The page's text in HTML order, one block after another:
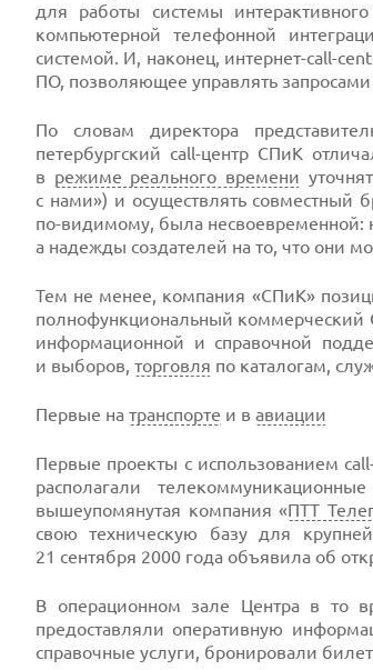
для работы системы
компьютерной телефонной
системой. И, наконец, интернет-сall-
ПО, позволяющее управлять запросами
По словам директора
петербургский call-центр СПиК
в режиме реального времени
с нами») и осуществлять совместный
по-видимому, была несвоевременной:
а надежды создателей на то, что они
Тем не менее, компания «СПиК»
полнофункциональный коммерческий
информационной и справочной
и выборов, торговля по каталогам,
Первые на транспорте и в авиации
Первые проекты с использованием
располагали
вышеупомянутая компания «ПТТ
свою техническую базу для
21 сентября 2000 года объявила об
В операционном зале Центра в то
предоставляли оперативную
справочные услуги, бронировали